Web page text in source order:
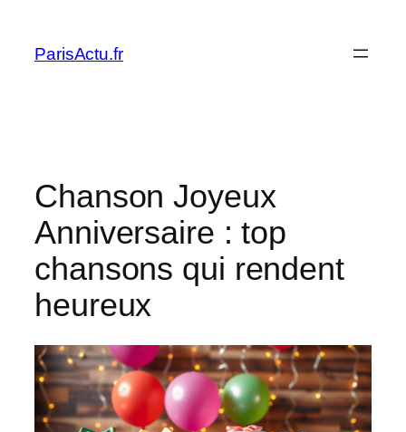
content
ParisActu.fr
Chanson Joyeux
Anniversaire : top
chansons qui rendent
heureux